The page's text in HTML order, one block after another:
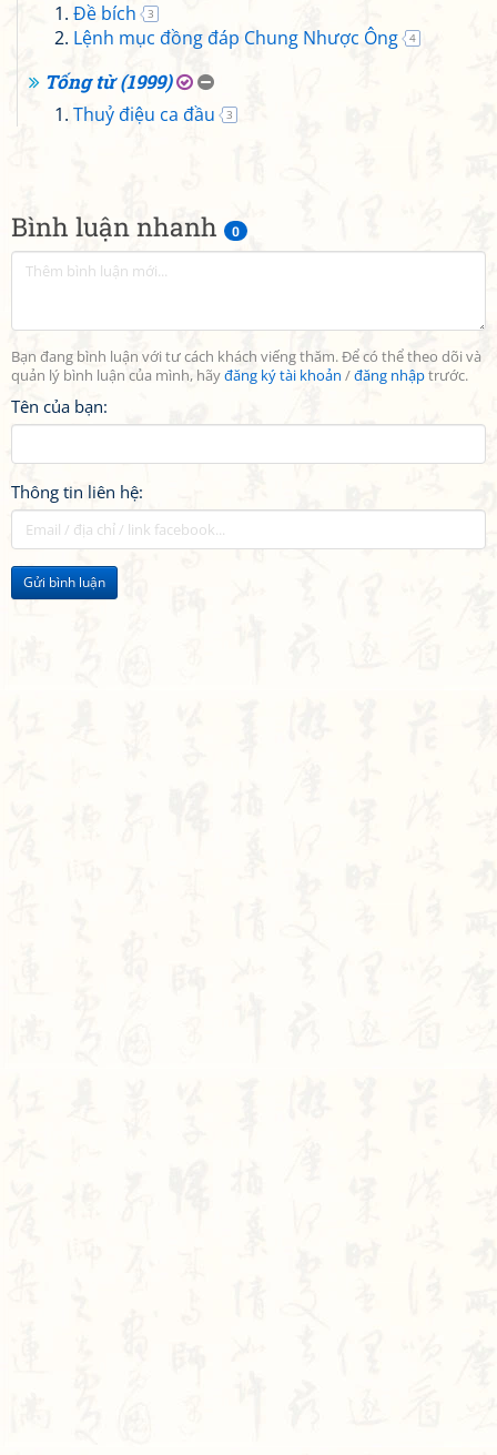
Bình luận nhanh 0
Bạn đang bình luận với tư cách khách viếng thăm. Để có thể theo dõi và
quản lý bình luận của mình, hãyđăng ký tài khoản /đăng nhậptrước.
Tên của bạn:
Thông tin liên hệ:
Gửi bình luận
Đề bích 3
Lệnh mục đồng đáp Chung Nhược Ông 4
Tống từ (1999)
Thuỷ điệu ca đầu 3